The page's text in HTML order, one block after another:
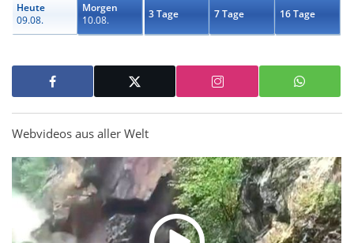
Heute
09.08.
Morgen
10.08.
3 Tage 7 Tage 16 Tage
Webvideos aus aller Welt